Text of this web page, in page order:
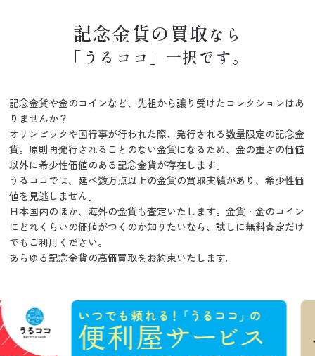
記念金貨の買取なら
「うるココ」一択です。
記念金貨や金のコインなど、先祖から譲り受けたコレクションはあ
りませんか？
オリンピックや国行事が行われた際、発行される数量限定の記念金
貨。原則再発行されることのない金貨になるため、金の重さの価値
以外に希少性価値のある記念金貨が存在します。
うるココでは、延べ数万点以上の金貨の買取実績があり、希少性価
値を見逃しません。
日本国内のほか、海外の金貨も査定いたします。金貨・金のコイン
にどれくらいの価値がつくのか知りたいなら、試しに無料査定だけ
でもご利用ください。
あらゆる記念金貨の高価買取をお約束いたします。